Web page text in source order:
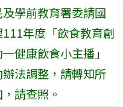
學前教育署委請國
年度「飲食教育創
健康飲食小主播」
法調整，請轉知所
請查照。